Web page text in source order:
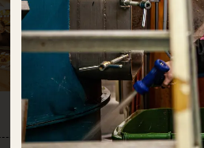
DO:
Backwaren
Süßes